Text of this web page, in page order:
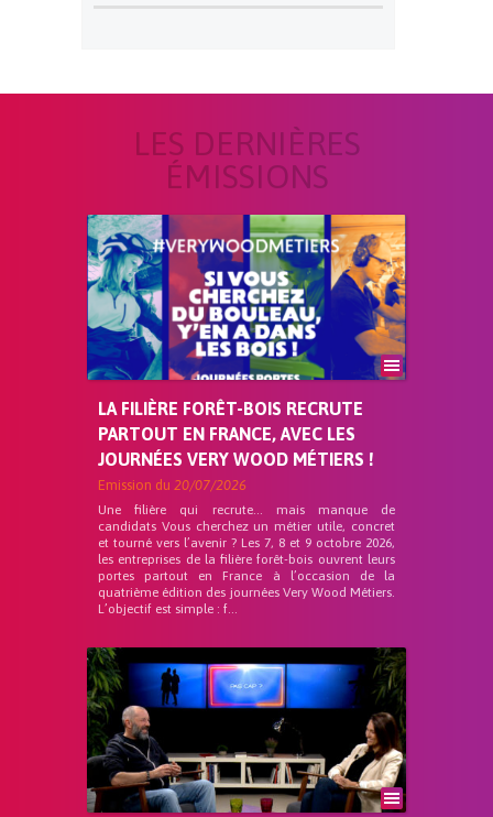
LES DERNIÈRES
ÉMISSIONS
LA FILIÈRE FORÊT-BOIS RECRUTE
PARTOUT EN FRANCE, AVEC LES
JOURNÉES VERY WOOD MÉTIERS !
Emission du 20/07/2026
Une filière qui recrute… mais manque de
candidats Vous cherchez un métier utile, concret
et tourné vers l’avenir ? Les 7, 8 et 9 octobre 2026,
les entreprises de la filière forêt-bois ouvrent leurs
portes partout en France à l’occasion de la
quatrième édition des journées Very Wood Métiers.
L’objectif est simple : f...